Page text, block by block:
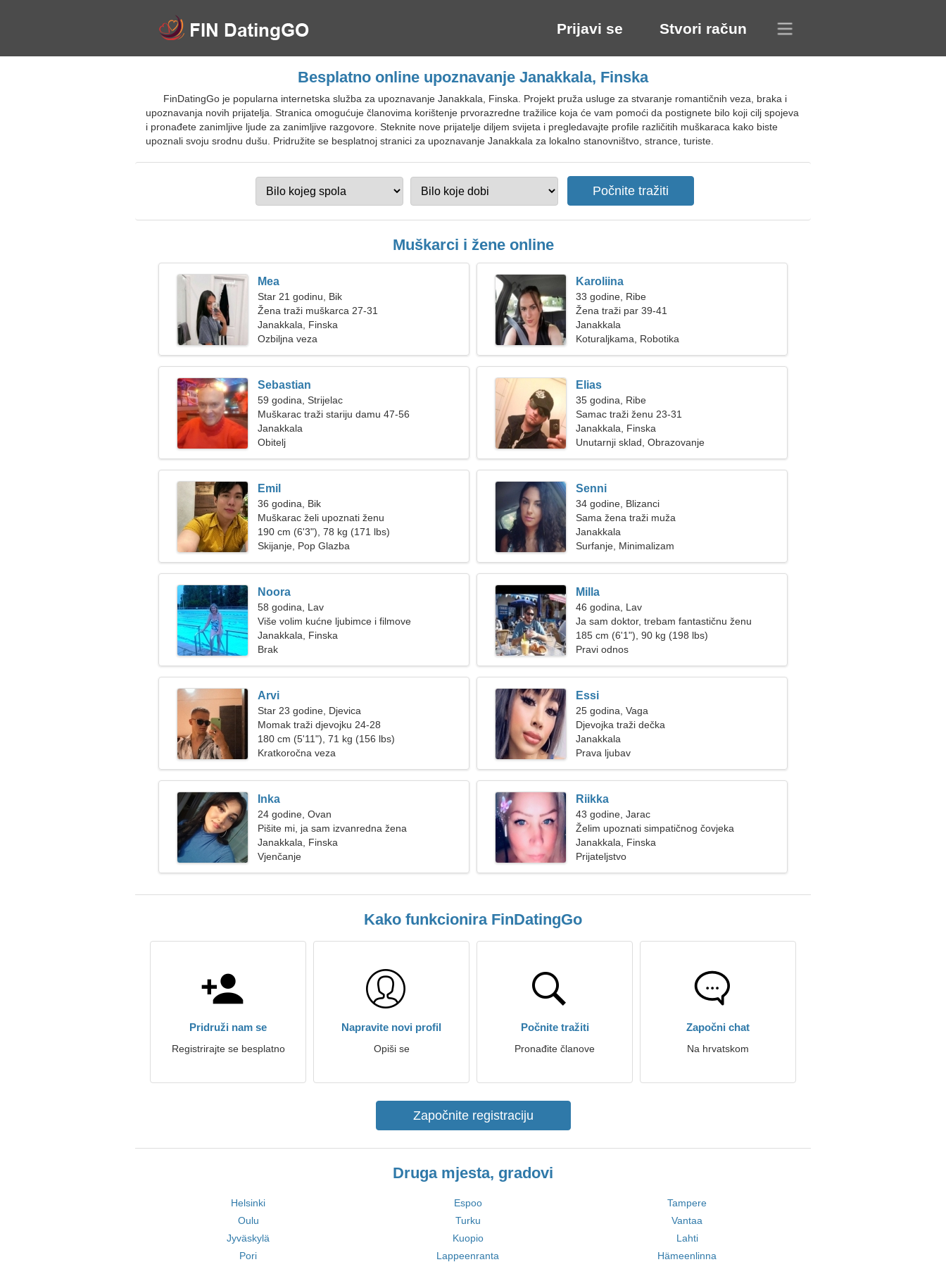
Prijavi se Stvori račun
Besplatno online upoznavanje Janakkala, Finska
FinDatingGo je popularna internetska služba za upoznavanje Janakkala, Finska. Projekt pruža usluge za stvaranje romantičnih veza, braka i
upoznavanja novih prijatelja. Stranica omogućuje članovima korištenje prvorazredne tražilice koja će vam pomoći da postignete bilo koji cilj spojeva
i pronađete zanimljive ljude za zanimljive razgovore. Steknite nove prijatelje diljem svijeta i pregledavajte profile različitih muškaraca kako biste
upoznali svoju srodnu dušu. Pridružite se besplatnoj stranici za upoznavanje Janakkala za lokalno stanovništvo, strance, turiste.
Muškarci i žene online
Mea
Star 21 godinu, Bik
Žena traži muškarca 27-31
Janakkala, Finska
Ozbiljna veza
Karoliina
33 godine, Ribe
Žena traži par 39-41
Janakkala
Koturaljkama, Robotika
Sebastian
59 godina, Strijelac
Muškarac traži stariju damu 47-56
Janakkala
Obitelj
Elias
35 godina, Ribe
Samac traži ženu 23-31
Janakkala, Finska
Unutarnji sklad, Obrazovanje
Emil
36 godina, Bik
Muškarac želi upoznati ženu
190 cm (6'3"), 78 kg (171 lbs)
Skijanje, Pop Glazba
Senni
34 godine, Blizanci
Sama žena traži muža
Janakkala
Surfanje, Minimalizam
Noora
58 godina, Lav
Više volim kućne ljubimce i filmove
Janakkala, Finska
Brak
Milla
46 godina, Lav
Ja sam doktor, trebam fantastičnu ženu
185 cm (6'1"), 90 kg (198 lbs)
Pravi odnos
Arvi
Star 23 godine, Djevica
Momak traži djevojku 24-28
180 cm (5'11"), 71 kg (156 lbs)
Kratkoročna veza
Essi
25 godina, Vaga
Djevojka traži dečka
Janakkala
Prava ljubav
Inka
24 godine, Ovan
Pišite mi, ja sam izvanredna žena
Janakkala, Finska
Vjenčanje
Riikka
43 godine, Jarac
Želim upoznati simpatičnog čovjeka
Janakkala, Finska
Prijateljstvo
Kako funkcionira FinDatingGo
Pridruži nam se
Registrirajte se besplatno
Napravite novi profil
Opiši se
Počnite tražiti
Pronađite članove
Započni chat
Na hrvatskom
Započnite registraciju
Druga mjesta, gradovi
Helsinki Espoo
Tampere
Oulu
Turku
Vantaa
Jyväskylä
Kuopio
Lahti
Pori
Lappeenranta Hämeenlinna